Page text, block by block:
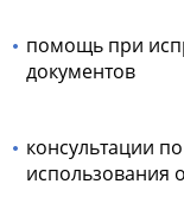
помощь при
документов
консультации
использования